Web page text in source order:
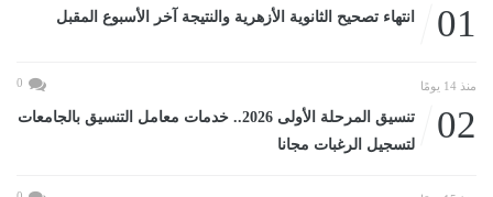
01 انتهاء تصحيح الثانوية الأزهرية والنتيجة آخر الأسبوع المقبل
منذ 14 يومًا 0
02
تنسيق المرحلة الأولى 2026.. خدمات معامل التنسيق بالجامعات
لتسجيل الرغبات مجانا